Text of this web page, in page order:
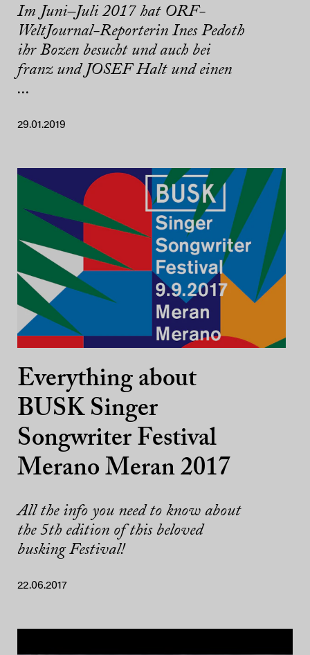
Im Juni–Juli 2017 hat ORF-
WeltJournal-Reporterin Ines Pedoth
ihr Bozen besucht und auch bei
franz und JOSEF Halt und einen
...
29.01.2019
Everything about
BUSK Singer
Songwriter Festival
Merano Meran 2017
All the info you need to know about
the 5th edition of this beloved
busking Festival!
22.06.2017